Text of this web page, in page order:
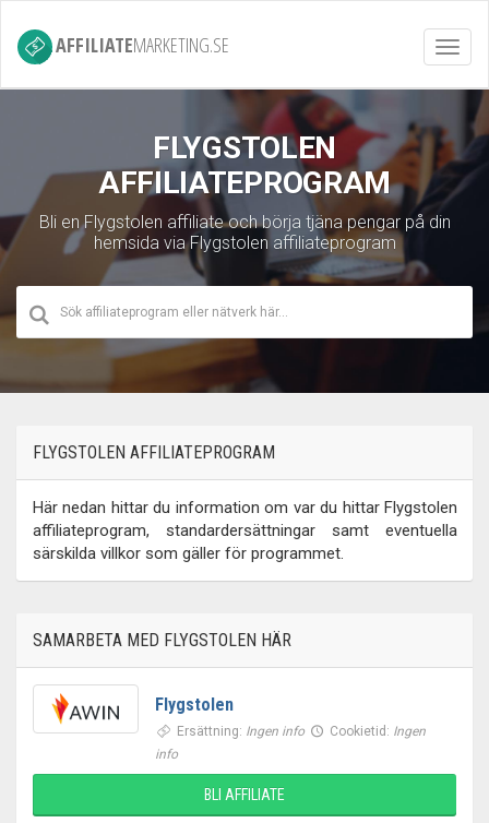
AFFILIATEMARKETING.SE
FLYGSTOLEN
AFFILIATEPROGRAM
Bli en Flygstolen affiliate och börja tjäna pengar på din
hemsida via Flygstolen affiliateprogram
FLYGSTOLEN AFFILIATEPROGRAM
Här nedan hittar du information om var du hittar Flygstolen
affiliateprogram, standardersättningar samt eventuella
särskilda villkor som gäller för programmet.
SAMARBETA MED FLYGSTOLEN HÄR
Flygstolen
Ersättning: Ingen info Cookietid: Ingen
info
BLI AFFILIATE